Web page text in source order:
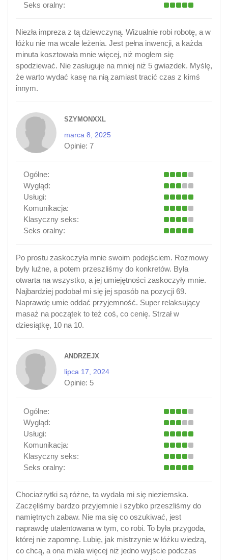
Seks oralny:
Niezła impreza z tą dziewczyną. Wizualnie robi robotę, a w
łóżku nie ma wcale leżenia. Jest pełna inwencji, a każda
minuta kosztowała mnie więcej, niż mogłem się
spodziewać. Nie zasługuje na mniej niż 5 gwiazdek. Myślę,
że warto wydać kasę na nią zamiast tracić czas z kimś
innym.
SZYMONXXL
marca 8, 2025
Opinie: 7
Ogólne:
Wygląd:
Usługi:
Komunikacja:
Klasyczny seks:
Seks oralny:
Po prostu zaskoczyła mnie swoim podejściem. Rozmowy
były luźne, a potem przeszliśmy do konkretów. Była
otwarta na wszystko, a jej umiejętności zaskoczyły mnie.
Najbardziej podobał mi się jej sposób na pozycji 69.
Naprawdę umie oddać przyjemność. Super relaksujący
masaż na początek to też coś, co cenię. Strzał w
dziesiątkę, 10 na 10.
ANDRZEJX
lipca 17, 2024
Opinie: 5
Ogólne:
Wygląd:
Usługi:
Komunikacja:
Klasyczny seks:
Seks oralny:
Chociażrytki są różne, ta wydała mi się nieziemska.
Zaczęliśmy bardzo przyjemnie i szybko przeszliśmy do
namiętnych zabaw. Nie ma się co oszukiwać, jest
naprawdę utalentowana w tym, co robi. To była przygoda,
której nie zapomnę. Lubię, jak mistrzynie w łóżku wiedzą,
co chcą, a ona miała więcej niż jedno wyjście podczas